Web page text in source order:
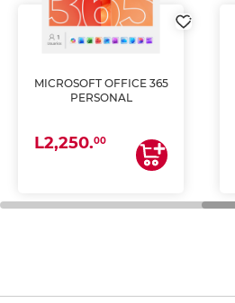
MICROSOFT OFFICE 365
PERSONAL
L2,250.00